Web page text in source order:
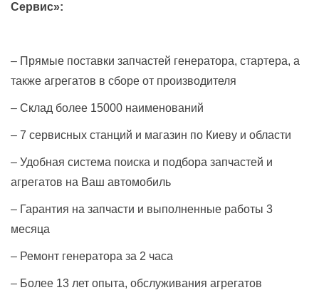
Сервис»:
– Прямые поставки запчастей генератора, стартера, а
также агрегатов в сборе от производителя
– Склад более 15000 наименований
– 7 сервисных станций и магазин по Киеву и области
– Удобная система поиска и подбора запчастей и
агрегатов на Ваш автомобиль
– Гарантия на запчасти и выполненные работы 3
месяца
– Ремонт генератора за 2 часа
– Более 13 лет опыта, обслуживания агрегатов